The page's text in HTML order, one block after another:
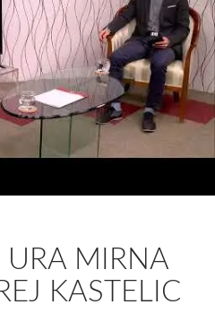
MIRNA
KASTELIC